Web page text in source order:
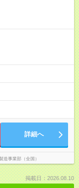
詳細へ
事業部（全国）
掲載日：2026.08.10